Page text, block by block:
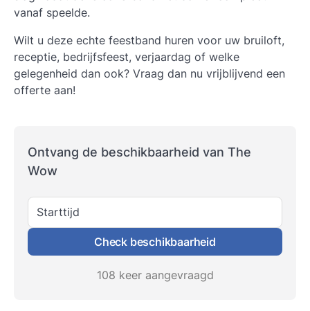
vanaf speelde.
Wilt u deze echte feestband huren voor uw bruiloft,
receptie, bedrijfsfeest, verjaardag of welke
gelegenheid dan ook? Vraag dan nu vrijblijvend een
offerte aan!
Ontvang de beschikbaarheid van The
Wow
Starttijd
Check beschikbaarheid
108 keer aangevraagd